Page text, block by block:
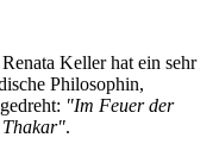
Keller hat ein sehr
Philosophin,
"Im Feuer der
Thakar".